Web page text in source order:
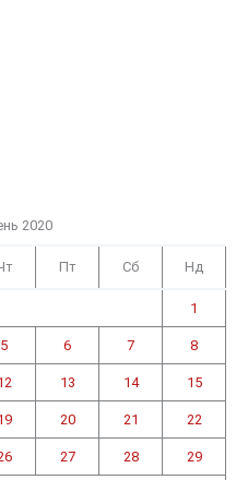
2020
Пт Сб Нд
1
5 6 7 8
13 14 15
20 21 22
27 28 29